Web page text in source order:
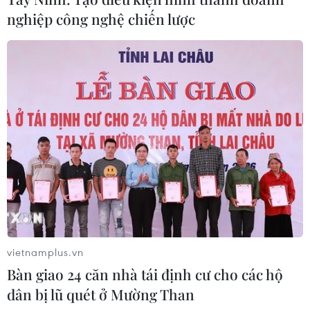
Fujifilm hồi sinh dòng máy máy ảnh
phim dùng một lần
Cách Bosch định nghĩa lại không
gian sống thông minh
26/06/2026 14:39
Meta trình làng sản phẩm mới "phá
giá" thị trường kính thông minh
24/06/2026 04:59
nghiệp công nghệ chiến lược
vietnamplus.vn
Bàn giao 24 căn nhà tái định cư cho các hộ
dân bị lũ quét ở Mường Than